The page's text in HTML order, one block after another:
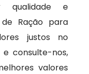
qualidade e
Ração para
justos no
consulte-nos,
valores